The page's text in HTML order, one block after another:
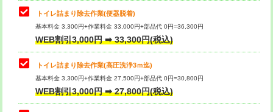
トイレ詰まり除去作業(便器脱着)
基本料金 3,300円+作業料金 33,000円+部品代 0円=36,300円
WEB割引3,000円 ➡ 33,300円(税込)
トイレ詰まり除去作業(高圧洗浄3ｍ迄)
基本料金 3,300円+作業料金 27,500円+部品代 0円=30,800円
WEB割引3,000円 ➡ 27,800円(税込)